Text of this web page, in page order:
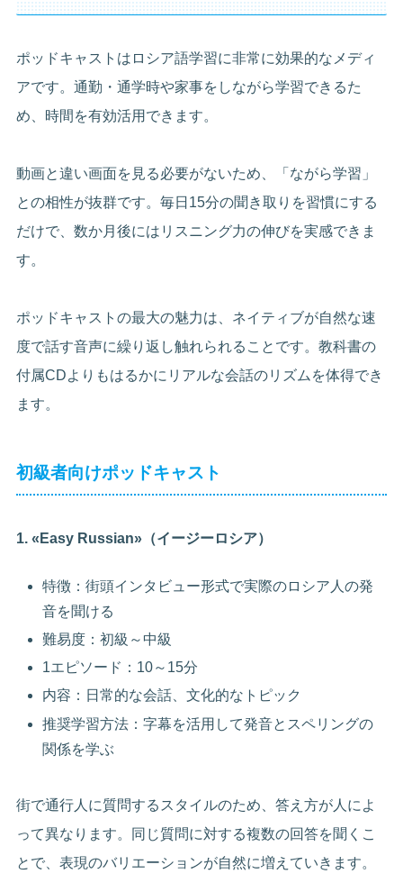
ポッドキャストはロシア語学習に非常に効果的なメディ
アです。通勤・通学時や家事をしながら学習できるた
め、時間を有効活用できます。
動画と違い画面を見る必要がないため、「ながら学習」
との相性が抜群です。毎日15分の聞き取りを習慣にする
だけで、数か月後にはリスニング力の伸びを実感できま
す。
ポッドキャストの最大の魅力は、ネイティブが自然な速
度で話す音声に繰り返し触れられることです。教科書の
付属CDよりもはるかにリアルな会話のリズムを体得でき
ます。
初級者向けポッドキャスト
1. «Easy Russian»（イージーロシア）
特徴：街頭インタビュー形式で実際のロシア人の発
音を聞ける
難易度：初級～中級
1エピソード：10～15分
内容：日常的な会話、文化的なトピック
推奨学習方法：字幕を活用して発音とスペリングの
関係を学ぶ
街で通行人に質問するスタイルのため、答え方が人によ
って異なります。同じ質問に対する複数の回答を聞くこ
とで、表現のバリエーションが自然に増えていきます。